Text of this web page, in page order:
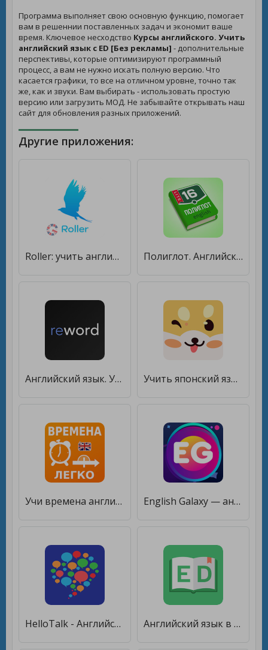
Программа выполняет свою основную функцию, помогает
вам в решеннии поставленных задач и экономит ваше
время. Ключевое несходство Курсы английского. Учить
английский язык с ED [Без рекламы] - дополнительные
перспективы, которые оптимизируют программный
процесс, а вам не нужно искать полную версию. Что
касается графики, то все на отличном уровне, точно так
же, как и звуки. Вам выбирать - использовать простую
версию или загрузить МОД. Не забывайте открывать наш
сайт для обновления разных приложений.
Другие приложения:
Roller: учить английский язык с нуля [Premium] Полиглот. Английский язык. Lite [Без рекламы]
Английский язык. Учить слова [Без рекламы] Учить японский язык: HeyJapan [Без рекламы]
Учи времена английского языка: грамматика полиглот [Premium] English Galaxy — английский язык бесплатно [Без рекламы]
HelloTalk - Английский язык [Без рекламы] Английский язык в ED Words [Premium]